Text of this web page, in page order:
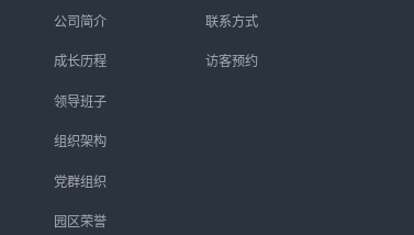
公司简介
成长历程
领导班子
组织架构
党群组织
园区荣誉
联系方式
访客预约